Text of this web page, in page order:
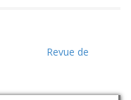
Revue de